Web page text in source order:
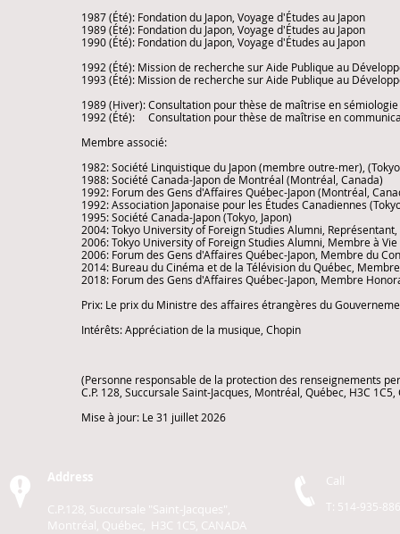
1987 (Été): Fondation du Japon, Voyage d'Études au Japon
1989 (Été): Fondation du Japon, Voyage d'Études au Japon
1990 (Été): Fondation du Japon, Voyage d'Études au Japon
1992 (Été): Mission de recherche sur Aide Publique au
1993 (Été): Mission de recherche sur Aide Publique au
1989 (Hiver): Consultation pour thèse de maîtrise en sémiologie
1992 (Été): Consultation pour thèse de maîtrise en
Membre associé:
1982: Société Linquistique du Japon (membre outre-mer),
1988: Société Canada-Japon de Montréal (Montréal, Canada)
1992: Forum des Gens d'Affaires Québec-Japon (Montréal,
1992: Association Japonaise pour les Études Canadiennes
1995: Société Canada-Japon (Tokyo, Japon)
2004: Tokyo University of Foreign Studies Alumni,
2006: Tokyo University of Foreign Studies Alumni, Membre à Vie
2006: Forum des Gens d'Affaires Québec-Japon, Membre du
2014: Bureau du Cinéma et de la Télévision du Québec,
2018: Forum des Gens d'Affaires Québec-Japon, Membre
Prix: Le prix du Ministre des affaires étrangères du
Intérêts: Appréciation de la musique, Chopin
(Personne responsable de la protection des renseignements
C.P. 128, Succursale Saint-Jacques, Montréal, Québec, H3C 1C5,
Mise à jour: Le 31 juillet 2026
Address
C.P.128, Succursale "Saint-Jacques",
Montréal, Québec, H3C 1C5, CANADA
Call
T: 514-935-